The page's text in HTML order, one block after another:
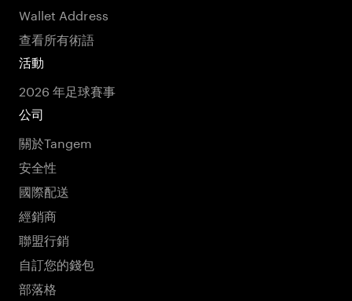
Wallet Address
查看所有術語
活動
2026 年足球賽事
公司
關於Tangem
安全性
國際配送
經銷商
聯盟行銷
自訂您的錢包
部落格